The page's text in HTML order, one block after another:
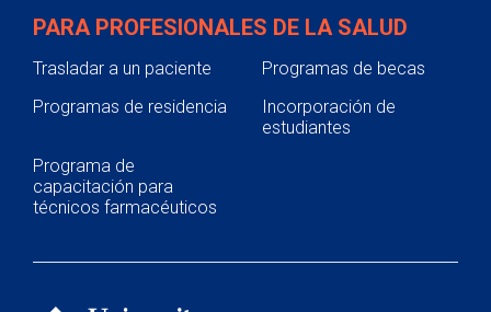
PARA PROFESIONALES DE LA SALUD
Trasladar a un paciente
Programas de becas
Programas de residencia
Incorporación de
estudiantes
Programa de
capacitación para
técnicos farmacéuticos